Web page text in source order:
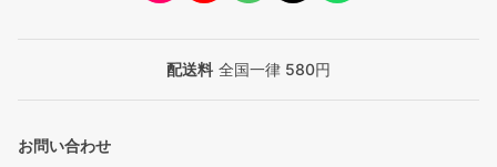
配送料 全国一律 580円
お問い合わせ